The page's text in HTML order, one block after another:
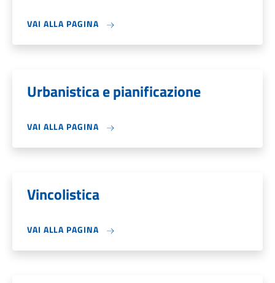
VAI ALLA PAGINA
Urbanistica e pianificazione
VAI ALLA PAGINA
Vincolistica
VAI ALLA PAGINA